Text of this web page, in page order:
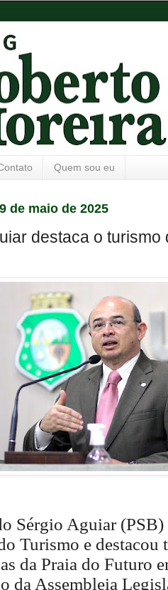
Quem sou eu
de maio de 2025
destaca o
Sérgio Aguiar
Turismo e destacou
da Praia do Futuro
da Assembleia